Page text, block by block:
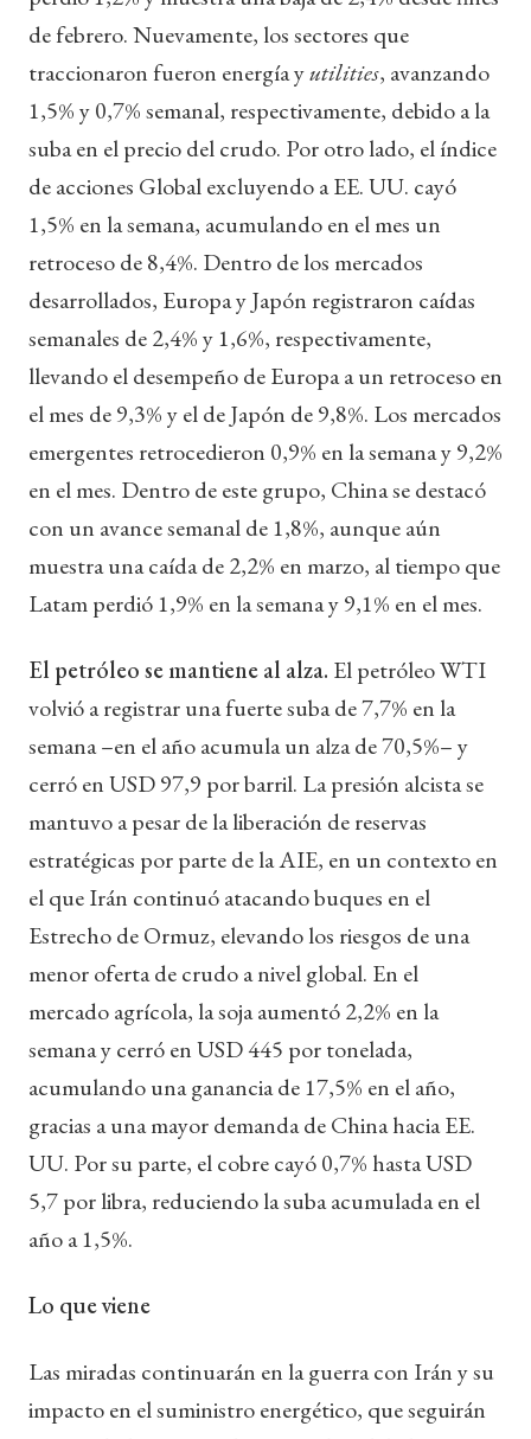
de febrero. Nuevamente, los sectores que
traccionaron fueron energía yutilities, avanzando
1,5% y 0,7% semanal, respectivamente, debido a la
suba en el precio del crudo. Por otro lado, el índice
de acciones Global excluyendo a EE. UU. cayó
1,5% en la semana, acumulando en el mes un
retroceso de 8,4%. Dentro de los mercados
desarrollados, Europa y Japón registraron caídas
semanales de 2,4% y 1,6%, respectivamente,
llevando el desempeño de Europa a un retroceso en
el mes de 9,3% y el de Japón de 9,8%. Los mercados
emergentes retrocedieron 0,9% en la semana y 9,2%
en el mes. Dentro de este grupo, China se destacó
con un avance semanal de 1,8%, aunque aún
muestra una caída de 2,2% en marzo, al tiempo que
Latam perdió 1,9% en la semana y 9,1% en el mes.
El petróleo se mantiene al alza. El petróleo WTI
volvió a registrar una fuerte suba de 7,7% en la
semana –en el año acumula un alza de 70,5%– y
cerró en USD 97,9 por barril. La presión alcista se
mantuvo a pesar de la liberación de reservas
estratégicas por parte de la AIE, en un contexto en
el que Irán continuó atacando buques en el
Estrecho de Ormuz, elevando los riesgos de una
menor oferta de crudo a nivel global. En el
mercado agrícola, la soja aumentó 2,2% en la
semana y cerró en USD 445 por tonelada,
acumulando una ganancia de 17,5% en el año,
gracias a una mayor demanda de China hacia EE.
UU. Por su parte, el cobre cayó 0,7% hasta USD
5,7 por libra, reduciendo la suba acumulada en el
año a 1,5%.
Lo que viene
Las miradas continuarán en la guerra con Irán y su
impacto en el suministro energético, que seguirán